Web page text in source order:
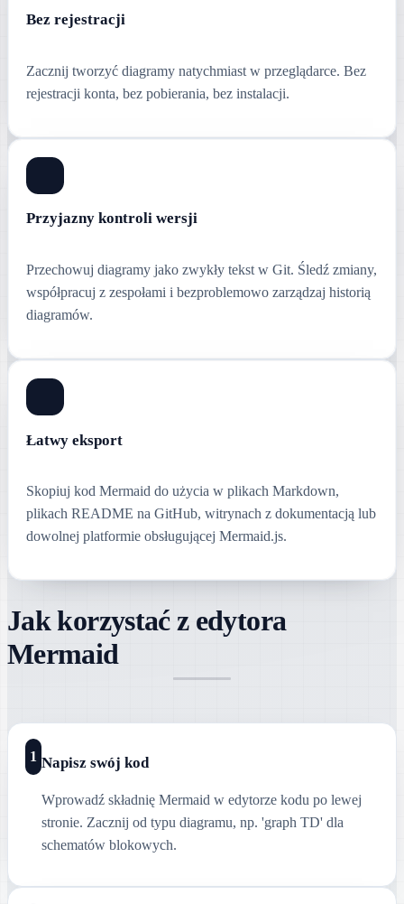
Bez rejestracji
Zacznij tworzyć diagramy natychmiast w przeglądarce. Bez
rejestracji konta, bez pobierania, bez instalacji.
Przyjazny kontroli wersji
Przechowuj diagramy jako zwykły tekst w Git. Śledź zmiany,
współpracuj z zespołami i bezproblemowo zarządzaj historią
diagramów.
Łatwy eksport
Skopiuj kod Mermaid do użycia w plikach Markdown,
plikach README na GitHub, witrynach z dokumentacją lub
dowolnej platformie obsługującej Mermaid.js.
Jak korzystać z edytora
Mermaid
1 Napisz swój kod
Wprowadź składnię Mermaid w edytorze kodu po lewej
stronie. Zacznij od typu diagramu, np. 'graph TD' dla
schematów blokowych.